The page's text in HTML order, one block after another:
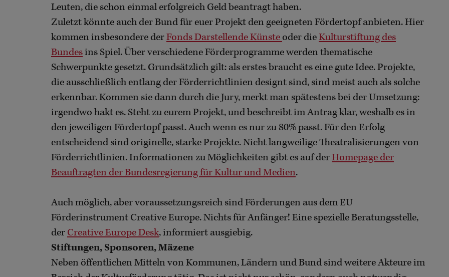
Leuten, die schon einmal erfolgreich Geld beantragt haben.
Zuletzt könnte auch der Bund für euer Projekt den geeigneten Fördertopf anbieten. Hier
kommen insbesondere derFonds Darstellende Künste oder dieKulturstiftung des
Bundesins Spiel. Über verschiedene Förderprogramme werden thematische
Schwerpunkte gesetzt. Grundsätzlich gilt: als erstes braucht es eine gute Idee. Projekte,
die ausschließlich entlang der Förderrichtlinien designt sind, sind meist auch als solche
erkennbar. Kommen sie dann durch die Jury, merkt man spätestens bei der Umsetzung:
irgendwo hakt es. Steht zu eurem Projekt, und beschreibt im Antrag klar, weshalb es in
den jeweiligen Fördertopf passt. Auch wenn es nur zu 80% passt. Für den Erfolg
entscheidend sind originelle, starke Projekte. Nicht langweilige Theatralisierungen von
Förderrichtlinien. Informationen zu Möglichkeiten gibt es auf derHomepage der
Beauftragten der Bundesregierung für Kultur und Medien.
Auch möglich, aber voraussetzungsreich sind Förderungen aus dem EU
Förderinstrument Creative Europe. Nichts für Anfänger! Eine spezielle Beratungsstelle,
der Creative Europe Desk, informiert ausgiebig.
Stiftungen, Sponsoren, Mäzene
Neben öffentlichen Mitteln von Kommunen, Ländern und Bund sind weitere Akteure im